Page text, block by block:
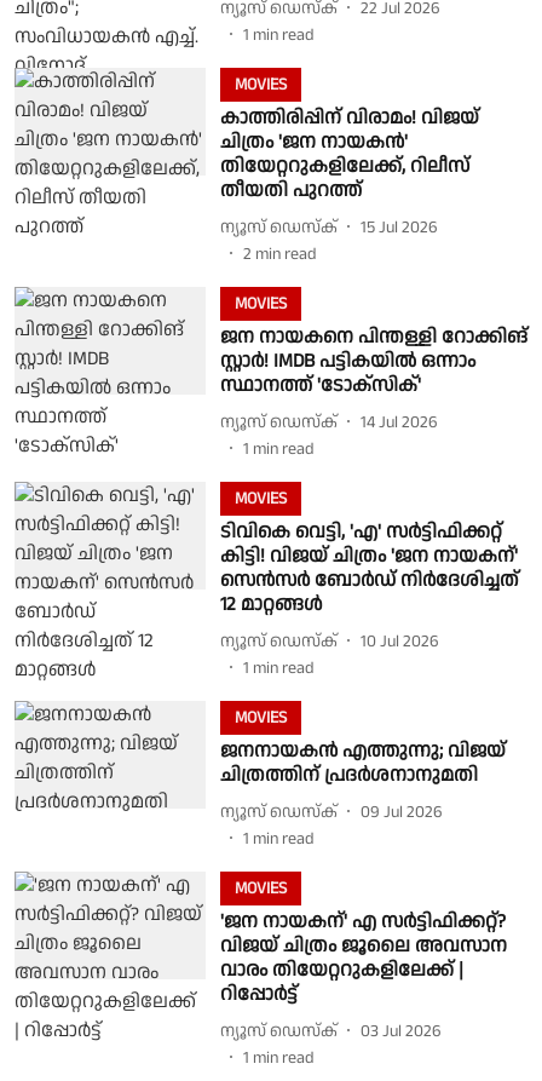
ന്യൂസ് ഡെസ്ക്
22 Jul 2026
1 min read
MOVIES
കാത്തിരിപ്പിന് വിരാമം! വിജയ്
ചിത്രം 'ജന നായകൻ'
തിയേറ്ററുകളിലേക്ക്, റിലീസ്
തീയതി പുറത്ത്
ന്യൂസ് ഡെസ്ക്
15 Jul 2026
2 min read
MOVIES
ജന നായകനെ പിന്തള്ളി റോക്കിങ്
സ്റ്റാർ! IMDB പട്ടികയിൽ ഒന്നാം
സ്ഥാനത്ത് 'ടോക്‌സിക്'
ന്യൂസ് ഡെസ്ക്
14 Jul 2026
1 min read
MOVIES
ടിവികെ വെട്ടി, 'എ' സർട്ടിഫിക്കറ്റ്
കിട്ടി! വിജയ് ചിത്രം 'ജന നായകന്'
സെൻസർ ബോർഡ് നിർദേശിച്ചത്
12 മാറ്റങ്ങൾ
ന്യൂസ് ഡെസ്ക്
10 Jul 2026
1 min read
MOVIES
ജനനായകൻ എത്തുന്നു; വിജയ്
ചിത്രത്തിന് പ്രദർശനാനുമതി
ന്യൂസ് ഡെസ്ക്
09 Jul 2026
1 min read
MOVIES
'ജന നായകന്' എ സർട്ടിഫിക്കറ്റ്?
വിജയ് ചിത്രം ജൂലൈ അവസാന
വാരം തിയേറ്ററുകളിലേക്ക് |
റിപ്പോർട്ട്
ന്യൂസ് ഡെസ്ക്
03 Jul 2026
1 min read